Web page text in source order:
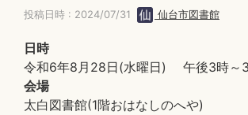
投稿日時 : 2024/07/31 仙台市図書館
日時
令和6年8月28日(水曜日) 午後3時～
会場
太白図書館(1階おはなしのへや)